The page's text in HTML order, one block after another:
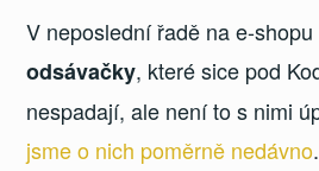
V neposlední řadě na e-
odsávačky, které sice pod
nespadají, ale není to s nimi
jsme o nich poměrně nedávno